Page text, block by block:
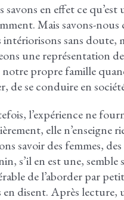
savons en effet ce
Mais savons-nous
intériorisons sans doute,
une représentation
notre propre famille
de se conduire en
l’expérience ne
elle n’enseigne
savoir des femmes,
s’il en est une,
de l’aborder par
en disent. Après lecture,